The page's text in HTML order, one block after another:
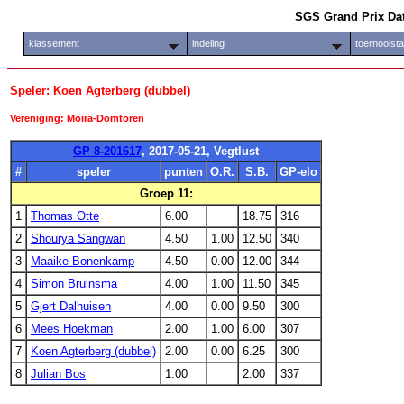
SGS Grand Prix
klassement indeling
Speler: Koen Agterberg (dubbel)
Vereniging: Moira-Domtoren
GP 8-201617, 2017-05-21, Vegtlust
#
speler punten O.R. S.B.
GP-elo
Groep 11:
1
Thomas Otte 6.00 18.75
316
2
Shourya Sangwan 4.50 1.00 12.50
340
3
Maaike Bonenkamp 4.50 0.00 12.00
344
4
Simon Bruinsma 4.00 1.00 11.50
345
5
Gjert Dalhuisen 4.00 0.00 9.50
300
6
Mees Hoekman 2.00 1.00 6.00
307
7
Koen Agterberg (dubbel) 2.00 0.00 6.25
300
8
Julian Bos 1.00 2.00 337